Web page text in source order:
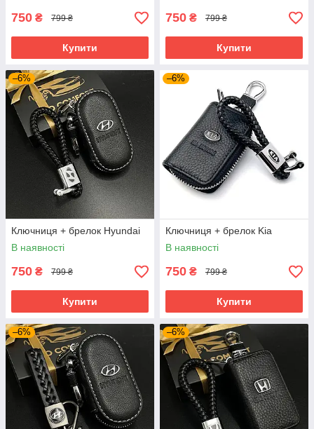
750 ₴ 799 ₴
Купити
750 ₴ 799 ₴
Купити
–6%
Ключниця + брелок Hyundai
В наявності
750 ₴ 799 ₴
Купити
–6%
Ключниця + брелок Kia
В наявності
750 ₴ 799 ₴
Купити
–6% –6%